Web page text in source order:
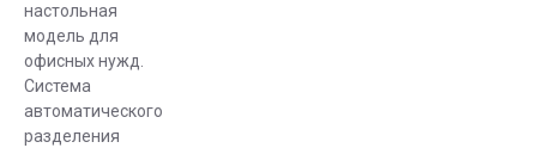
настольная
модель для
офисных нужд.
Система
автоматического
разделения